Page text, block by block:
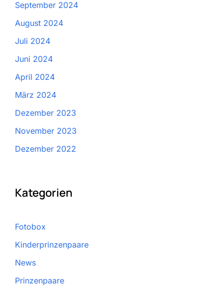
September 2024
August 2024
Juli 2024
Juni 2024
April 2024
März 2024
Dezember 2023
November 2023
Dezember 2022
Kategorien
Fotobox
Kinderprinzenpaare
News
Prinzenpaare